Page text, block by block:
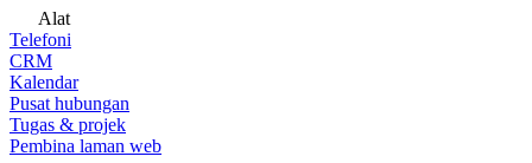
Alat
Telefoni
CRM
Kalendar
Pusat hubungan
Tugas & projek
Pembina laman web